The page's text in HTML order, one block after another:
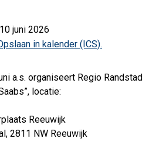
10 juni 2026
in kalender (ICS).
a.s. organiseert Regio Randstad
locatie:
Reeuwijk
2811 NW Reeuwijk